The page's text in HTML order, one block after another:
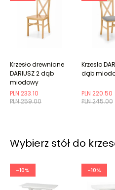
PLN 259.00
PLN 233.10
Krzesło drewniane
DARIUSZ 2 dąb
miodowy
PLN 245.00
PLN 220.50
Krzesło
dąb
Wybierz stół do
-10% -10%